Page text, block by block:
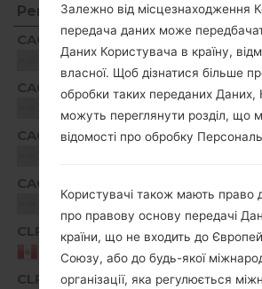
Регіон Назва файлу
Регіон
Назва файлу
CAO
Unknown
CAO
Unknown
CAO
CAO
Unknown
CLP
Peru
CLP
Залежно від місцезнаходження
передача даних може
Даних Користувача в країну,
власної. Щоб дізнатися більше
обробки таких переданих Даних,
можуть переглянути розділ, що
відомості про обробку
Користувачі також мають право
про правову основу передачі
країни, що не входить до
Союзу, або до будь-якої
організації, яка регулюється